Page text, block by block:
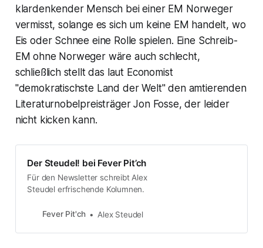
klardenkender Mensch bei einer EM Norweger
vermisst, solange es sich um keine EM handelt, wo
Eis oder Schnee eine Rolle spielen. Eine Schreib-
EM ohne Norweger wäre auch schlecht,
schließlich stellt das laut Economist
"demokratischste Land der Welt" den amtierenden
Literaturnobelpreisträger Jon Fosse, der leider
nicht kicken kann.
Der Steudel! bei Fever Pit’ch
Für den Newsletter schreibt Alex
Steudel erfrischende Kolumnen.
Fever Pit'ch Alex Steudel